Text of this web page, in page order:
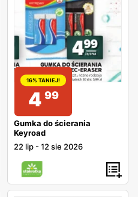
16% TANIEJ!
4 99
Gumka do ścierania
Keyroad
22 lip -12 sie 2026